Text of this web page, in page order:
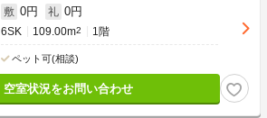
敷 0円 礼 0円
6SK 109.00m2 1階
ペット可(相談)
空室状況をお問い合わせ